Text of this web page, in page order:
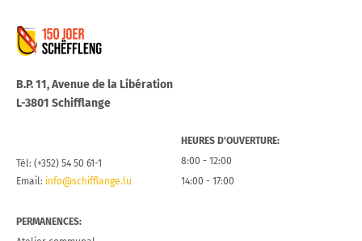
B.P. 11, Avenue de la Libération
L-3801 Schifflange
Tél: (+352) 54 50 61-1
Email: info@schifflange.lu
HEURES D’OUVERTURE:
8:00 - 12:00
14:00 - 17:00
PERMANENCES: